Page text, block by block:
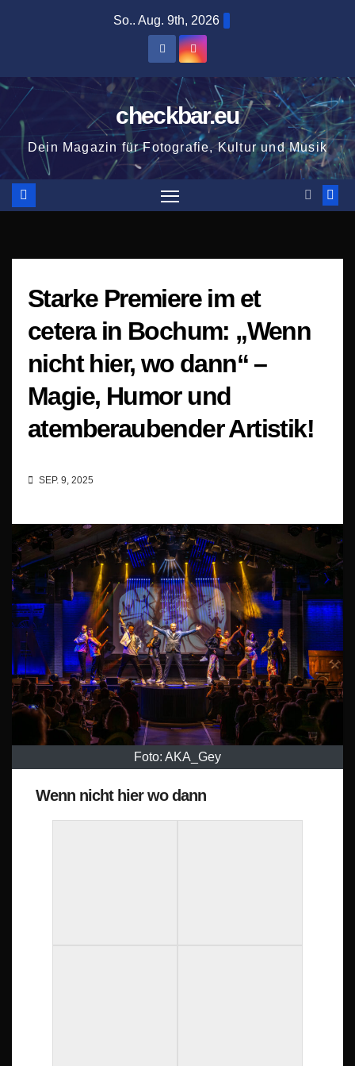
So.. Aug. 9th, 2026
checkbar.eu
Dein Magazin für Fotografie, Kultur und Musik
Starke Premiere im et
cetera in Bochum: „Wenn
nicht hier, wo dann“ –
Magie, Humor und
atemberaubender Artistik!
SEP. 9, 2025
Foto: AKA_Gey
Wenn nicht hier wo dann